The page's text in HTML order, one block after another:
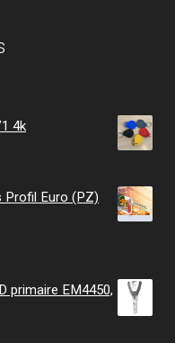
4k
Profil Euro (PZ)
primaire EM4450,